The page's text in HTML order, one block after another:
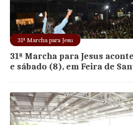
31ª Marcha para Jesu
31ª Marcha para Jesus
e sábado (8), em Feira de